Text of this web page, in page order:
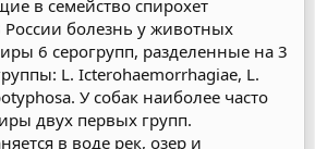
в семейство спирохет
России болезнь у животных
6 серогрупп, разделенные на 3
L. Icterohaemorrhagiae, L.
У собак наиболее часто
двух первых групп.
в воде рек, озер и